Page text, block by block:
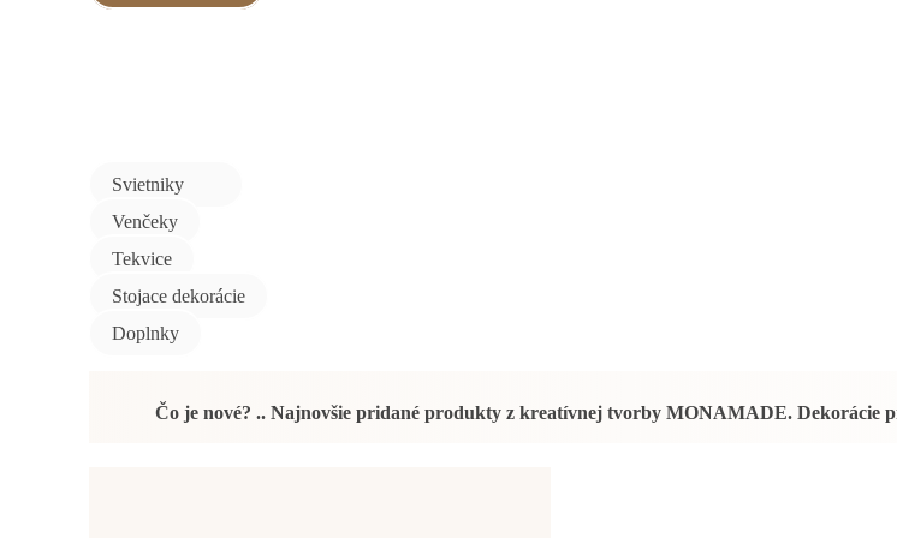
Svietniky
Venčeky
Tekvice
Stojace dekorácie
Doplnky
Čo je nové? .. Najnovšie pridané produkty z kreatívnej tvorbyMONAMADE. Dekorácie